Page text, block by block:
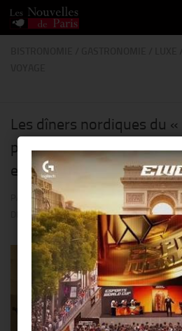
Skip to content
Les dîners nordiques du
proposés par Guillaume
exécutif !!
THIERRY KER 19 DÉCEMBRE
DÉCEMBRE 2018